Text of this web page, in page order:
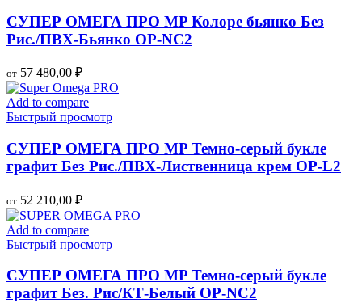
СУПЕР ОМЕГА ПРО MP Колоре бьянко Без
Рис./ПВХ-Бьянко OP-NC2
от 57 480,00 ₽
Add to compare
Быстрый просмотр
СУПЕР ОМЕГА ПРО MP Темно-серый букле
графит Без Рис./ПВХ-Лиственница крем OP-L2
от 52 210,00 ₽
Add to compare
Быстрый просмотр
СУПЕР ОМЕГА ПРО MP Темно-серый букле
графит Без. Рис/КТ-Белый OP-NC2